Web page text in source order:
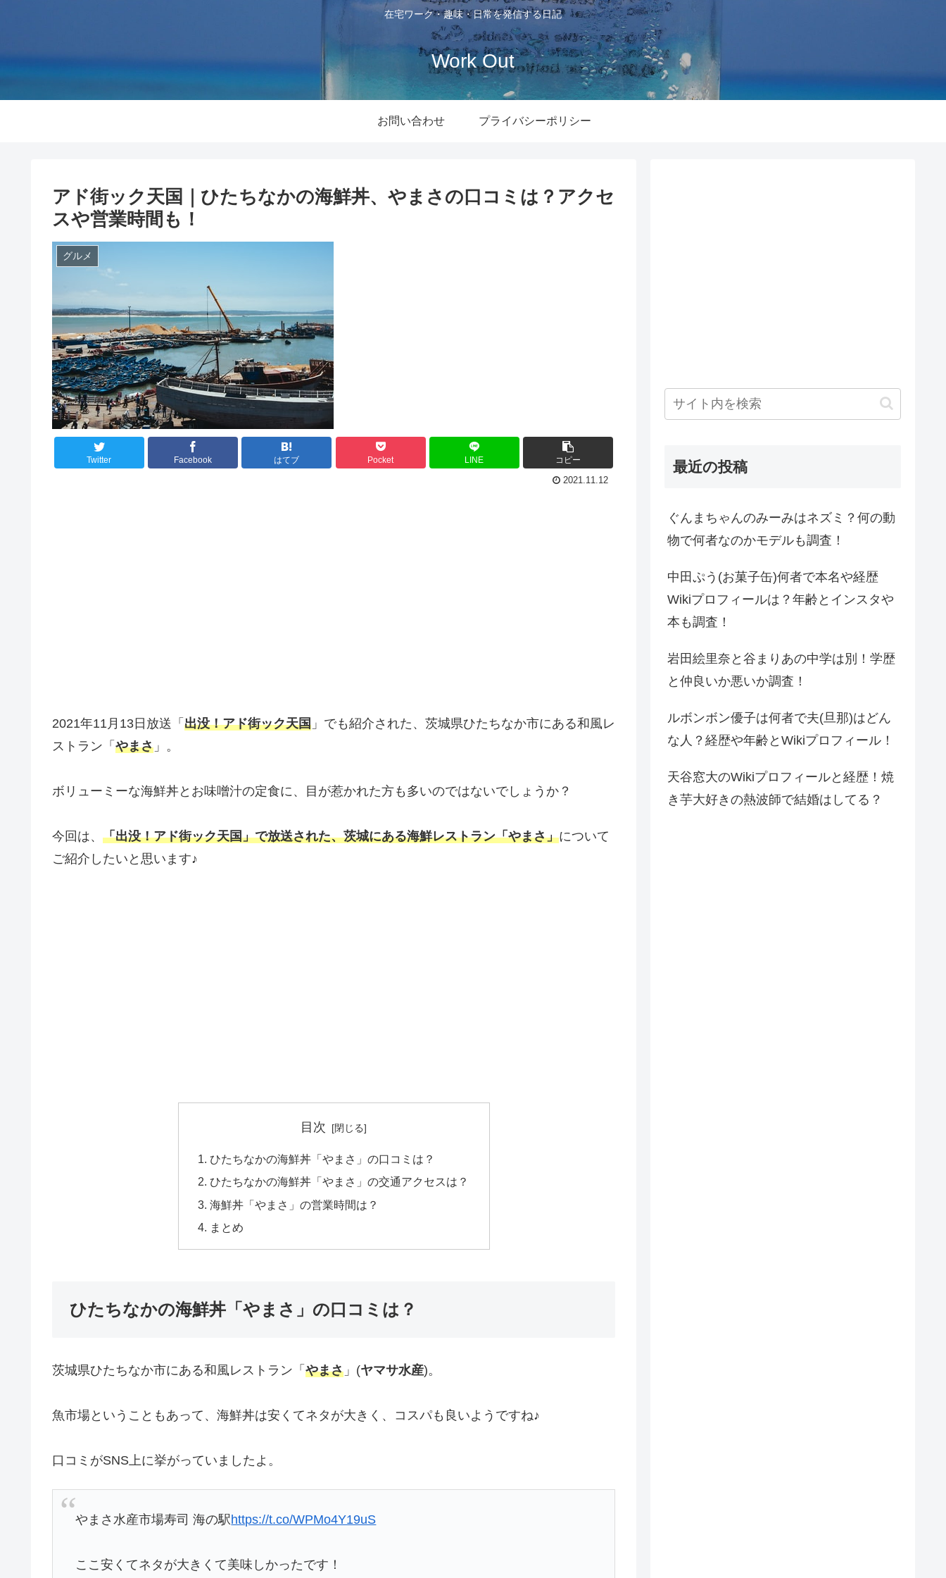
在宅ワーク・趣味・日常を発信する日記
Work Out
お問い合わせ プライバシーポリシー
アド街ック天国｜ひたちなかの海鮮丼、やまさの口コミは？アクセ
スや営業時間も！
グルメ
Twitter Facebook はてブ Pocket LINE コピー
2021.11.12
2021年11月13日放送「 出没！アド街ック天国 」でも紹介された、茨城県ひたちなか市にある和風レ
ストラン「 やまさ 」。
ボリューミーな海鮮丼とお味噌汁の定食に、目が惹かれた方も多いのではないでしょうか？
今回は、 「出没！アド街ック天国」で放送された、茨城にある海鮮レストラン「やまさ」について
ご紹介したいと思います♪
目次
ひたちなかの海鮮丼「やまさ」の口コミは？
ひたちなかの海鮮丼「やまさ」の交通アクセスは？
海鮮丼「やまさ」の営業時間は？
まとめ
ひたちなかの海鮮丼「やまさ」の口コミは？
茨城県ひたちなか市にある和風レストラン「 やまさ 」(ヤマサ水産)。
魚市場ということもあって、海鮮丼は安くてネタが大きく、コスパも良いようですね♪
口コミがSNS上に挙がっていましたよ。
やまさ水産市場寿司 海の駅https://t.co/WPMo4Y19uS
ここ安くてネタが大きくて美味しかったです！
最近の投稿
ぐんまちゃんのみーみはネズミ？何の動
物で何者なのかモデルも調査！
中田ぷう(お菓子缶)何者で本名や経歴
Wikiプロフィールは？年齢とインスタや
本も調査！
岩田絵里奈と谷まりあの中学は別！学歴
と仲良いか悪いか調査！
ルボンボン優子は何者で夫(旦那)はどん
な人？経歴や年齢とWikiプロフィール！
天谷窓大のWikiプロフィールと経歴！焼
き芋大好きの熱波師で結婚はしてる？